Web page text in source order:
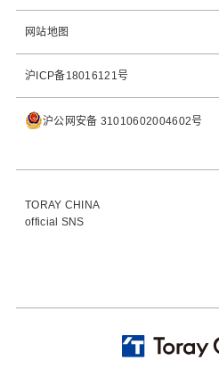
网站地图
沪ICP备18016121号
沪公网安备 31010602004602号
TORAY CHINA
official SNS